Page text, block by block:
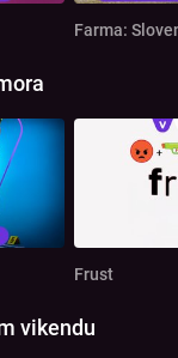
Farma:
Frust
vikendu